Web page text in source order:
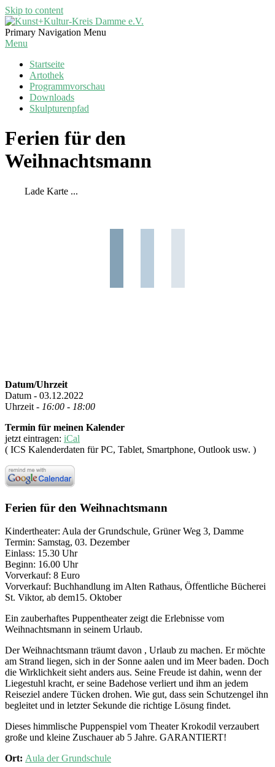
Skip to content
Kunst+Kultur-
Kreis
Primary Navigation Menu
Menu
Startseite
Artothek
Programmvorschau
Downloads
Skulpturenpfad
Ferien für den
Weihnachtsmann
Lade Karte ...
Datum/Uhrzeit
Datum - 03.12.2022
Uhrzeit - 16:00 - 18:00
Termin für meinen Kalender
jetzt eintragen: iCal
( ICS Kalenderdaten für PC, Tablet, Smartphone, Outlook usw. )
Ferien für den Weihnachtsmann
Kindertheater: Aula der Grundschule, Grüner Weg 3, Damme
Termin: Samstag, 03. Dezember
Einlass: 15.30 Uhr
Beginn: 16.00 Uhr
Vorverkauf: 8 Euro
Vorverkauf: Buchhandlung im Alten Rathaus, Öffentliche Bücherei
St. Viktor, ab dem15. Oktober
Ein zauberhaftes Puppentheater zeigt die Erlebnisse vom
Weihnachtsmann in seinem Urlaub.
Der Weihnachtsmann träumt davon , Urlaub zu machen. Er möchte
am Strand liegen, sich in der Sonne aalen und im Meer baden. Doch
die Wirklichkeit sieht anders aus. Seine Freude ist dahin, wenn der
Liegestuhl kracht, er seine Badehose verliert und ihm an jedem
Reiseziel andere Tücken drohen. Wie gut, dass sein Schutzengel ihn
begleitet und in letzter Sekunde die richtige Lösung findet.
Dieses himmlische Puppenspiel vom Theater Krokodil verzaubert
große und kleine Zuschauer ab 5 Jahre. GARANTIERT!
Ort: Aula der Grundschule